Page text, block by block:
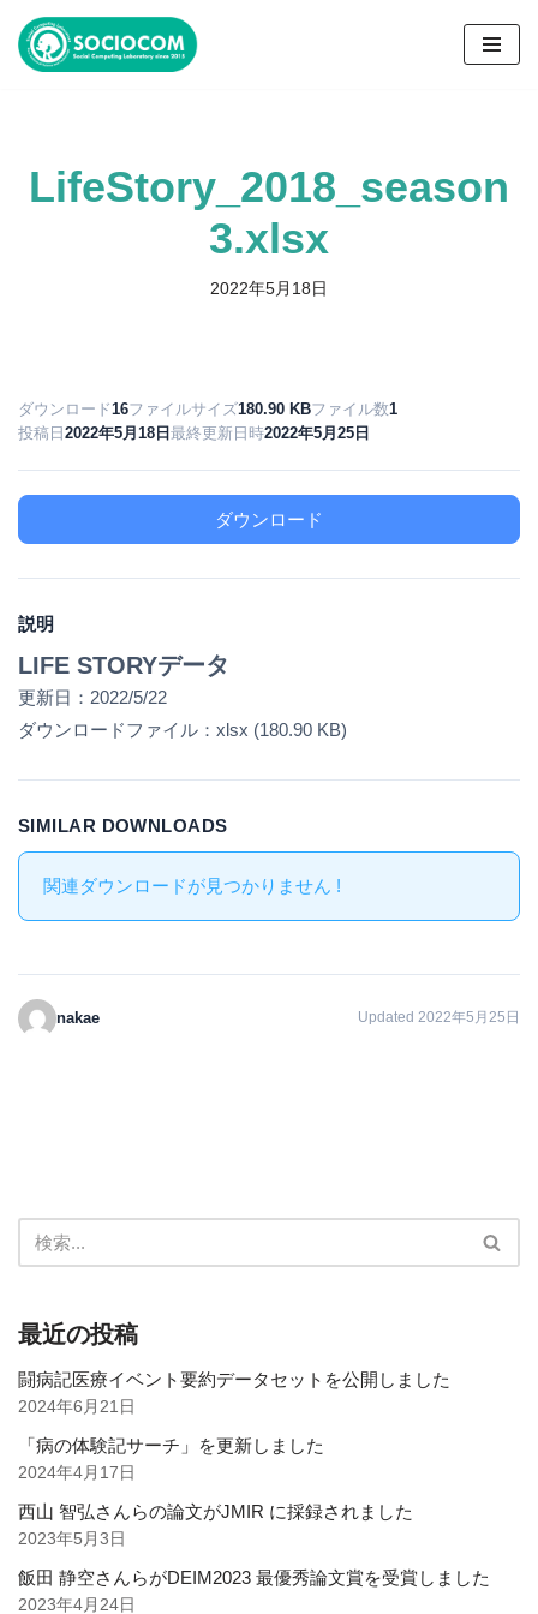
コ
へLifeStory_2018_season
3.xlsx
2022年5月18日
ダウンロード 16ファイルサイズ180.90 KBファイル数1
投稿日2022年5月18日最終更新日時2022年5月25日
ダウンロード
説明
LIFE STORYデータ
更新日：2022/5/22
ダウンロードファイル：xlsx (180.90 KB)
SIMILAR DOWNLOADS
関連ダウンロードが見つかりません !
nakae Updated 2022年5月25日
最近の投稿
闘病記医療イベント要約データセットを公開しました
2024年6月21日
「病の体験記サーチ」を更新しました
2024年4月17日
西山 智弘さんらの論文がJMIR に採録されました
2023年5月3日
飯田 静空さんらがDEIM2023 最優秀論文賞を受賞しました
2023年4月24日